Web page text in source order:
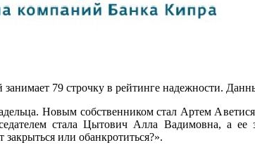
занимает 79 строчку в рейтинге надежности.
Новым собственником стал Артем
стала Цытович Алла Вадимовна, а
или обанкротиться?».